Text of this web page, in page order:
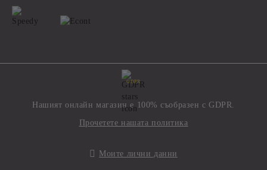
GDPR
Нашият онлайн магазин е 100% съобразен с GDPR.
Прочетете нашата политика
Моите лични данни